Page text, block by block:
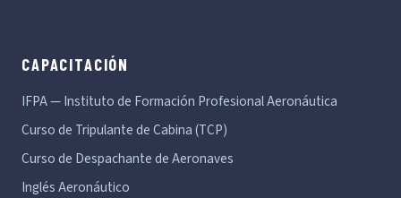
CAPACITACIÓN
IFPA — Instituto de Formación Profesional Aeronáutica
Curso de Tripulante de Cabina (TCP)
Curso de Despachante de Aeronaves
Inglés Aeronáutico